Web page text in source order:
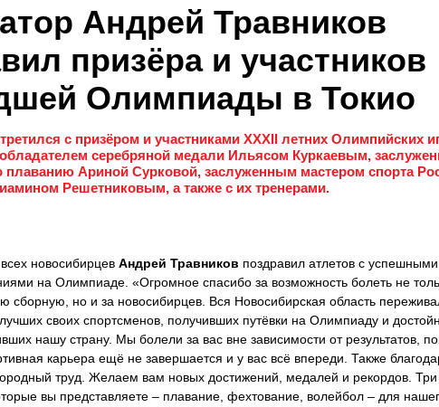
Андрей Травников
призёра и участников
Олимпиады в Токио
с призёром и участниками XXXII летних Олимпийских
серебряной медали Ильясом Куркаевым,
плаванию Ариной Сурковой, заслуженным мастером спорта
Решетниковым, а также с их тренерами.
новосибирцев Андрей Травников поздравил атлетов с успешными
на Олимпиаде. «Огромное спасибо за возможность болеть не
сборную, но и за новосибирцев. Вся Новосибирская область
своих спортсменов, получивших путёвки на Олимпиаду и
нашу страну. Мы болели за вас вне зависимости от результатов,
карьера ещё не завершается и у вас всё впереди. Также
труд. Желаем вам новых достижений, медалей и рекордов. Три
вы представляете – плавание, фехтование, волейбол – для